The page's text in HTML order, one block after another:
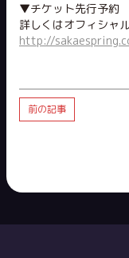
▼チケット先行予約
詳しくはオフィシャ
http://
前の記事